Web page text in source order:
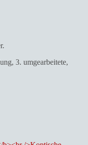
3. umgearbeitete,